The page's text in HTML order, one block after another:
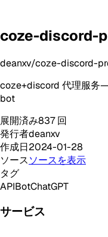
coze-discord-
deanxv/coze-discord-
coze+discord 代理服务
bot
展開済み837 回
発行者deanxv
作成日2024-01-28
ソースソースを表示
タグ
APIBotChatGPT
サービス